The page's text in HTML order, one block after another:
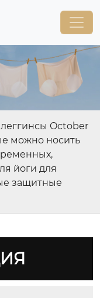
October
можно носить
йоги для
защитные